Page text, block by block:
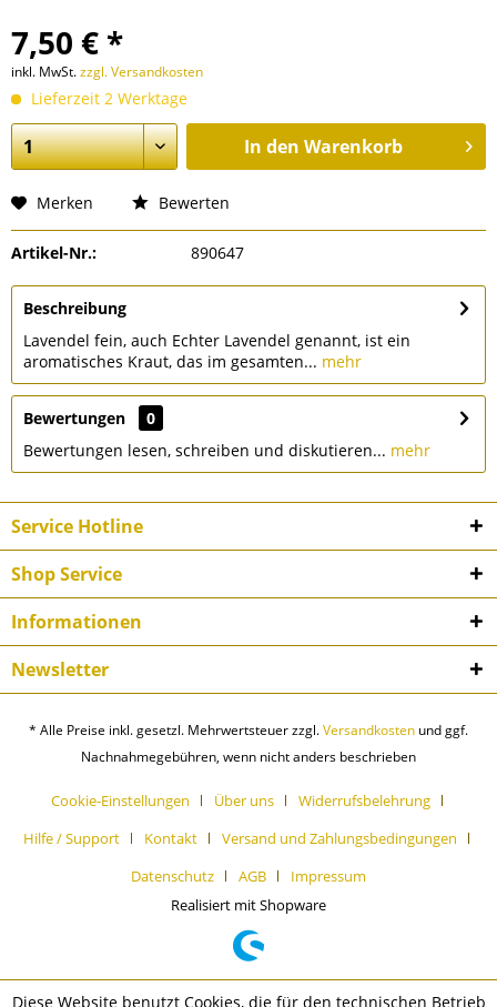
7,50 € *
inkl. MwSt.zzgl. Versandkosten
Lieferzeit 2 Werktage
In den Warenkorb
Merken Bewerten
Artikel-Nr.: 890647
Beschreibung
Lavendel fein, auch Echter Lavendel genannt, ist ein
aromatisches Kraut, das im gesamten... mehr
Bewertungen
0
Bewertungen lesen, schreiben und diskutieren... mehr
Service Hotline
Shop Service
Informationen
Newsletter
* Alle Preise inkl. gesetzl. Mehrwertsteuer zzgl.Versandkosten und ggf.
Nachnahmegebühren, wenn nicht anders beschrieben
Cookie-Einstellungen Über uns
Widerrufsbelehrung
Hilfe / Support
Kontakt
Versand und Zahlungsbedingungen
Datenschutz
AGB
Impressum
Realisiert mit Shopware
Diese Website benutzt Cookies, die für den technischen Betrieb